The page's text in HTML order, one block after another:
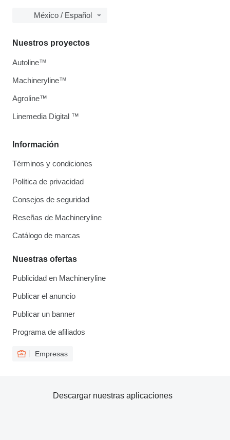
México / Español
Información
Términos y condiciones
Política de privacidad
Consejos de seguridad
Reseñas de Machineryline
Catálogo de marcas
Nuestras ofertas
Publicidad en Machineryline
Publicar el anuncio
Publicar un banner
Programa de afiliados
Empresas
Nuestros proyectos
Autoline™
Machineryline™
Agroline™
Linemedia Digital ™
Descargar nuestras aplicaciones